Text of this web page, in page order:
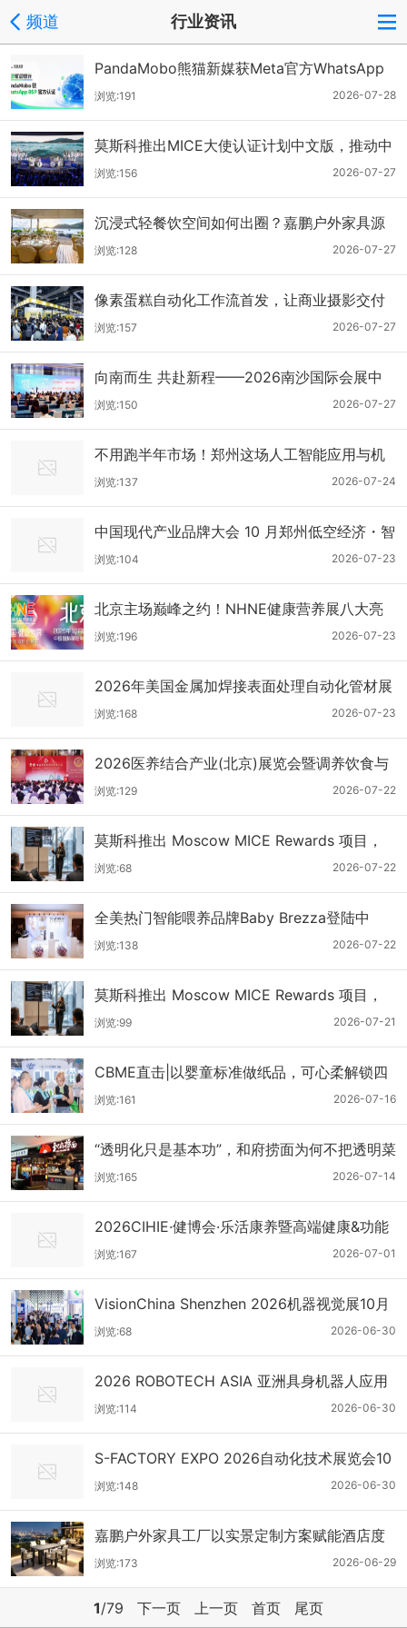
频道 行业资讯
PandaMobo熊猫新媒获Meta官方WhatsApp
BSP认证，JoinMC开启AI+私域出海新基建时
代
2026-07-28
浏览:191
莫斯科推出MICE大使认证计划中文版，推动中
俄商务旅游合作
2026-07-27
浏览:156
沉浸式轻餐饮空间如何出圈？嘉鹏户外家具源
头工厂给出答案
2026-07-27
浏览:128
像素蛋糕自动化工作流首发，让商业摄影交付
走向规模化
2026-07-27
浏览:157
向南而生 共赴新程——2026南沙国际会展中
心综合体两周年志庆圆满落幕
2026-07-27
浏览:150
不用跑半年市场！郑州这场人工智能应用与机
器人博览会，承包你全年产业链资源
2026-07-24
浏览:137
中国现代产业品牌大会 10 月郑州低空经济・智
慧物流・生鲜冷链三展联动，联合展出十万 +
2026-07-23
浏览:104
北京主场巅峰之约！NHNE健康营养展八大亮
点抢先看
2026-07-23
浏览:196
2026年美国金属加焊接表面处理自动化管材展
览会
2026-07-23
浏览:168
2026医养结合产业(北京)展览会暨调养饮食与
药食同源解决方案展来了！
2026-07-22
浏览:129
莫斯科推出 Moscow MICE Rewards 项目，
助力国际活动组织者打造更具吸引力的商务活
动
2026-07-22
浏览:68
全美热门智能喂养品牌Baby Brezza登陆中
国，携手中西宝贝赋能轻松育儿
2026-07-22
浏览:138
莫斯科推出 Moscow MICE Rewards 项目，
助力国际活动组织者打造更具吸引力的商务活
动
2026-07-21
浏览:99
CBME直击|以婴童标准做纸品，可心柔解锁四
大品类多元使用场景
2026-07-16
浏览:161
“透明化只是基本功”，和府捞面为何不把透明菜
单当护城河？
2026-07-14
浏览:165
2026CIHIE·健博会·乐活康养暨高端健康&功能
康养水展
2026-07-01
浏览:167
VisionChina Shenzhen 2026机器视觉展10月
27日深圳开幕
2026-06-30
浏览:68
2026 ROBOTECH ASIA 亚洲具身机器人应用
及产业链展
2026-06-30
浏览:114
S-FACTORY EXPO 2026自动化技术展览会10
月27日开幕
2026-06-30
浏览:148
嘉鹏户外家具工厂以实景定制方案赋能酒店度
假空间升级
2026-06-29
浏览:173
1/79 下一页 上一页 首页 尾页